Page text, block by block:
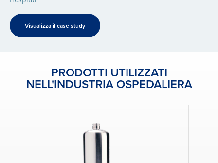
Visualizza il case study
PRODOTTI UTILIZZATI
NELL'INDUSTRIA OSPEDALIERA